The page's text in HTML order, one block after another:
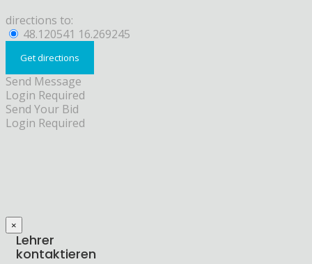
directions to:
48.120541 16.269245
Send Message
Login Required
Send Your Bid
Login Required
×
Lehrer
kontaktieren